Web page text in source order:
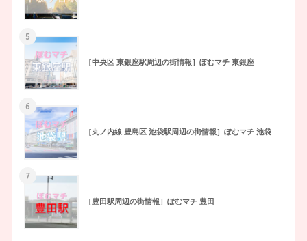
5
［中央区 東銀座駅周辺の街情報］ぽむマチ 東銀座
6
［丸ノ内線 豊島区 池袋駅周辺の街情報］ぽむマチ 池袋
7
［豊田駅周辺の街情報］ぽむマチ 豊田